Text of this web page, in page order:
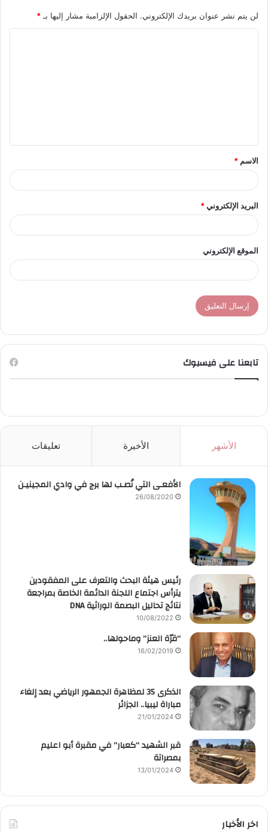
لن يتم نشر عنوان بريدك الإلكتروني. الحقول الإلزامية مشار إليها بـ *
ق
*
الاسم *
البريد الإلكتروني*
الموقع الإلكتروني
تابعنا على فيسبوك
الأشهر الأخيرة تعليقات
الأفعـى التي نُصـب لها برج في وادي المجينيـن
26/08/2020
رئيس هيئة البحث والتعرف على المفقودين
يترأس اجتماع اللجنة الدائمة الخاصة بمراجعة
نتائج تحاليل البصمة الوراثية DNA
10/08/2022
“قرّة العنز” وماحولها..
16/02/2019
الذكرى 35 لمظاهرة الجمهور الرياضي بعد إلغاء
مباراة ليبيا.. الجزائر
21/01/2024
قبر الشهيد “كعبار” في مقبرة أبو اعليم
بمصراتة
13/01/2024
اخر الأخبار